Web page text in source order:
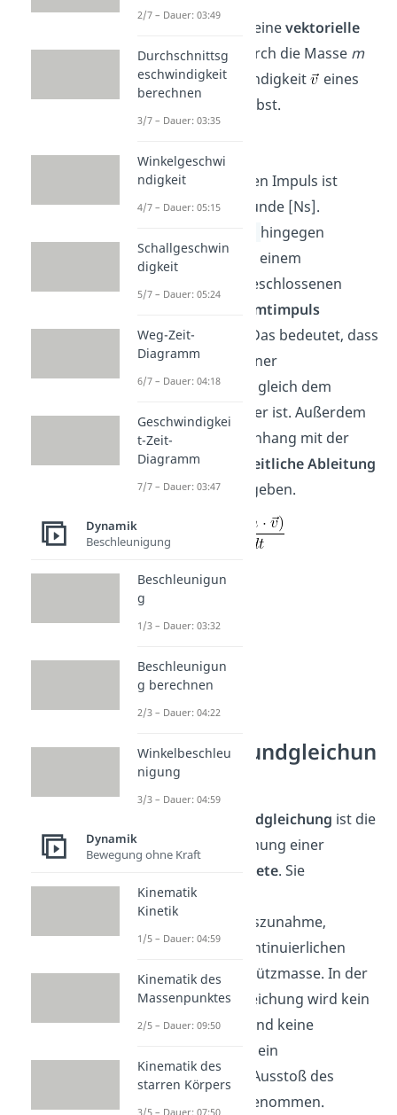
Der Impuls
ist einevektorielle
Größe, die du durch die Masse m
und die Geschwindigkeit
eines
Körpers beschreibst.
DieEinheit
für den Impuls ist
Newton mal Sekunde [Ns].
hingegen
bedeutet, dass in einem
kräftefreien abgeschlossenen
Gesamtimpuls
konstant bleibt. Das bedeutet, dass
der Impuls vor einer
Wechselwirkung
gleich dem
Impuls nach dieser ist. Außerdem
ist der Zusammenhang mit der
Kraft durch die
zeitliche Ableitung
des Impulses gegeben.
Raketengrundgleichun
g
Raketengrundgleichung ist die
Bewegungsgleichung einer
Rakete. Sie
beschreibt die
Geschwindigkeitszunahme,
aufgrund des kontinuierlichen
Ausstoßes von Stützmasse. In der
Raketengrundgleichung wird kein
Luftwiderstand und keine
Gravitation, aber ein
kontinuierlicher Ausstoß des
Treibstoffes angenommen.
2/7 – Dauer: 03:49
Durchschnittsg
eschwindigkeit
berechnen
3/7 – Dauer: 03:35
Winkelgeschwi
ndigkeit
4/7 – Dauer: 05:15
Schallgeschwin
digkeit
5/7 – Dauer: 05:24
Weg-Zeit-
Diagramm
6/7 – Dauer: 04:18
Geschwindigkei
t-Zeit-
Diagramm
7/7 – Dauer: 03:47
Dynamik
Beschleunigung
Beschleunigun
g
1/3 – Dauer: 03:32
Beschleunigun
g berechnen
2/3 – Dauer: 04:22
Winkelbeschleu
nigung
3/3 – Dauer: 04:59
Dynamik
Bewegung ohne Kraft
Kinematik
Kinetik
1/5 – Dauer: 04:59
Kinematik des
Massenpunktes
2/5 – Dauer: 09:50
Kinematik des
starren Körpers
3/5 – Dauer: 07:50